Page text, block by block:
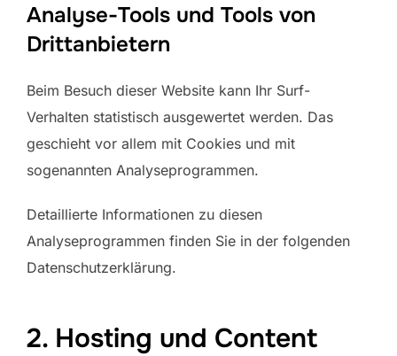
Analyse-Tools und Tools von
Drittanbietern
Beim Besuch dieser Website kann Ihr Surf-
Verhalten statistisch ausgewertet werden. Das
geschieht vor allem mit Cookies und mit
sogenannten Analyseprogrammen.
Detaillierte Informationen zu diesen
Analyseprogrammen finden Sie in der folgenden
Datenschutzerklärung.
2. Hosting und Content